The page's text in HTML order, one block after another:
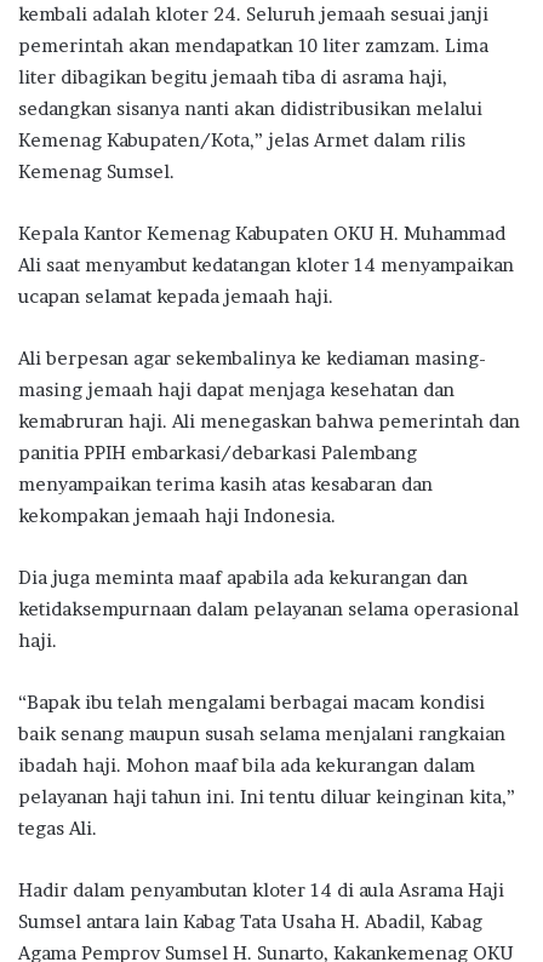
kembali adalah kloter 24. Seluruh jemaah sesuai janji
pemerintah akan mendapatkan 10 liter zamzam. Lima
liter dibagikan begitu jemaah tiba di asrama haji,
sedangkan sisanya nanti akan didistribusikan melalui
Kemenag Kabupaten/Kota,” jelas Armet dalam rilis
Kemenag Sumsel.
Kepala Kantor Kemenag Kabupaten OKU H. Muhammad
Ali saat menyambut kedatangan kloter 14 menyampaikan
ucapan selamat kepada jemaah haji.
Ali berpesan agar sekembalinya ke kediaman masing-
masing jemaah haji dapat menjaga kesehatan dan
kemabruran haji. Ali menegaskan bahwa pemerintah dan
panitia PPIH embarkasi/debarkasi Palembang
menyampaikan terima kasih atas kesabaran dan
kekompakan jemaah haji Indonesia.
Dia juga meminta maaf apabila ada kekurangan dan
ketidaksempurnaan dalam pelayanan selama operasional
haji.
“Bapak ibu telah mengalami berbagai macam kondisi
baik senang maupun susah selama menjalani rangkaian
ibadah haji. Mohon maaf bila ada kekurangan dalam
pelayanan haji tahun ini. Ini tentu diluar keinginan kita,”
tegas Ali.
Hadir dalam penyambutan kloter 14 di aula Asrama Haji
Sumsel antara lain Kabag Tata Usaha H. Abadil, Kabag
Agama Pemprov Sumsel H. Sunarto, Kakankemenag OKU